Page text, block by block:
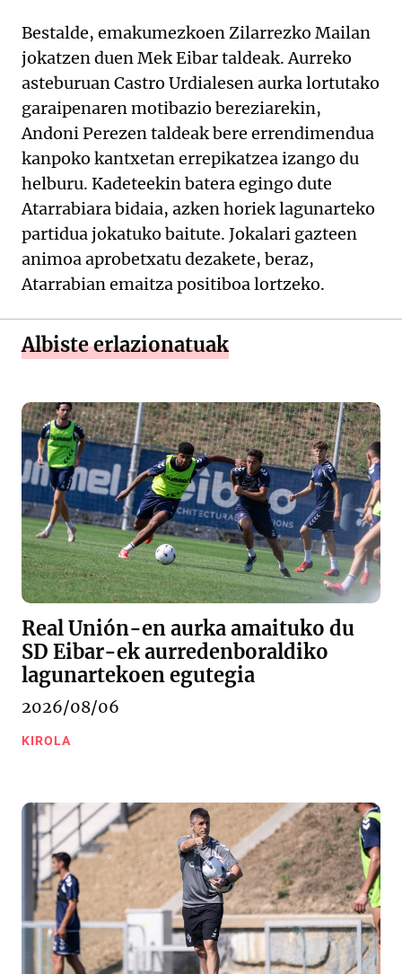
Bestalde, emakumezkoen Zilarrezko Mailan
jokatzen duen Mek Eibar taldeak. Aurreko
asteburuan Castro Urdialesen aurka lortutako
garaipenaren motibazio bereziarekin,
Andoni Perezen taldeak bere errendimendua
kanpoko kantxetan errepikatzea izango du
helburu. Kadeteekin batera egingo dute
Atarrabiara bidaia, azken horiek lagunarteko
partidua jokatuko baitute. Jokalari gazteen
animoa aprobetxatu dezakete, beraz,
Atarrabian emaitza positiboa lortzeko.
Albiste erlazionatuak
Real Unión-en aurka amaituko du
SD Eibar-ek aurredenboraldiko
lagunartekoen egutegia
2026/08/06
KIROLA